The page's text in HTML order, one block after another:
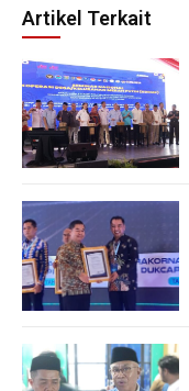
Artikel Terkait